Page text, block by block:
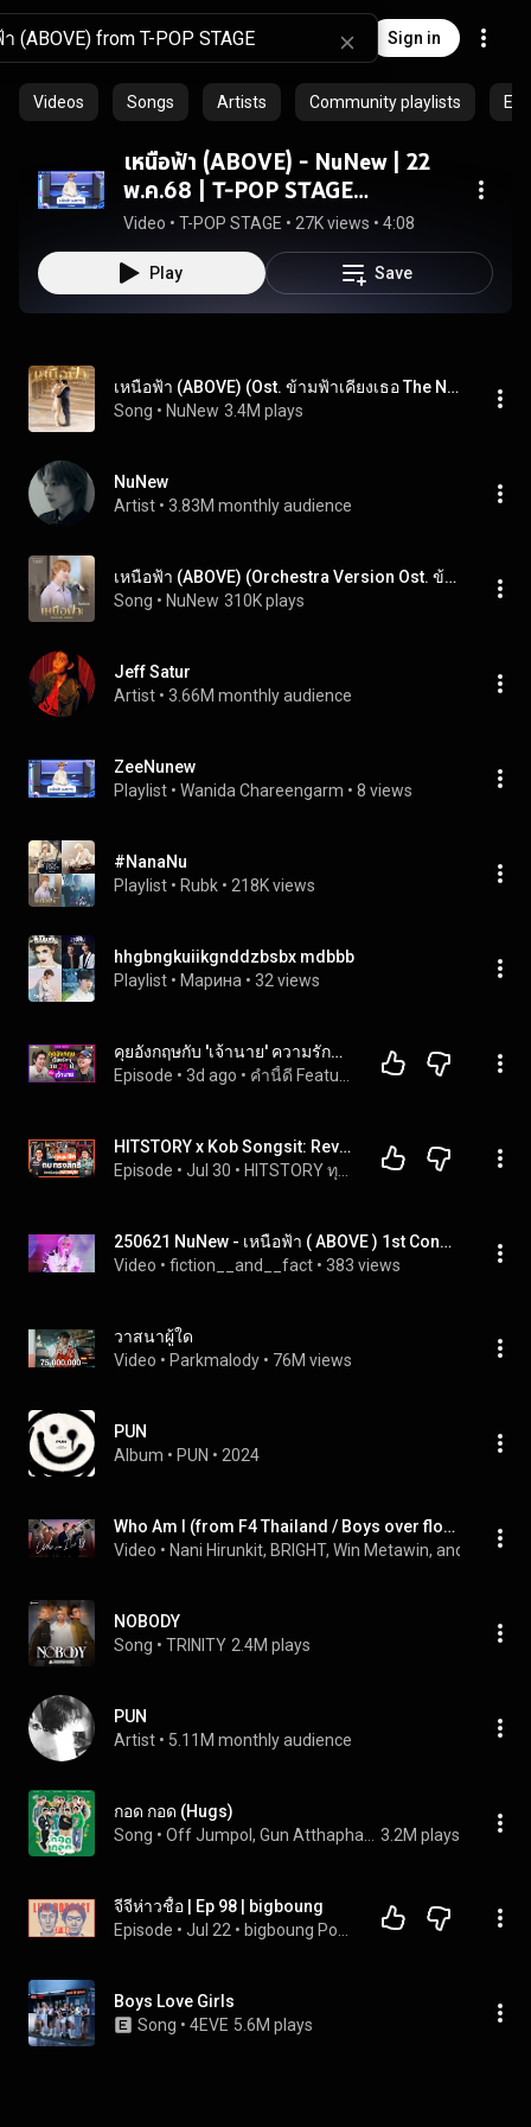
Sign in
Videos Songs Artists Community playlists
เหนือฟ้า (ABOVE) - NuNew | 22
พ.ค.68 | T-POP STAGE
Presented by PEPSI
Video • T-POP STAGE • 27K views • 4:08
Play Save
เหนือฟ้า (ABOVE) (Ost. ข้ามฟ้าเคียงเธอ The Next Prince Series)
Song • NuNew 3.4M plays
NuNew
Artist • 3.83M monthly audience
เหนือฟ้า (ABOVE) (Orchestra Version Ost. ข้ามฟ้าเคียงเธอ The Next Prince Series)
Song • NuNew 310K plays
Jeff Satur
Artist • 3.66M monthly audience
ZeeNunew
Playlist • Wanida Chareengarm • 8 views
#NanaNu
Playlist • Rubk • 218K views
hhgbngkuiikgnddzbsbx mdbbb
Playlist • Марина • 32 views
คุยอังกฤษกับ 'เจ้านาย' ความรักของศิลปินหนุ่ม Gen Z และอัลบั้มแรกในชีวิต | คำนี้ดี Feat. EP.210
Episode • 3d ago •
HITSTORY x Kob Songsit: Revealing Every Hit Aspect of 'Kob Songsit', A Man of Many Sides [FULL EP...
Episode • Jul 30 •
250621 NuNew - เหนือฟ้า ( ABOVE ) 1st Concert "Dream Catcher"  #NuNew1stConInKaohsiung #NuNew
Video • fiction__and__fact • 383 views
วาสนาผู้ใด
Video • Parkmalody • 76M views
PUN
Album • PUN • 2024
Who Am I (from F4 Thailand / Boys over flowers Original Soundtrack)
Video • Nani Hirunkit, BRIGHT, Win Metawin, and Dew
NOBODY
Song • TRINITY 2.4M plays
PUN
Artist • 5.11M monthly audience
กอด กอด (Hugs)
Song • 3.2M plays
จีจีห่าวชื้อ | Ep 98 | bigboung
Episode • Jul 22 •
Boys Love Girls
Song • 4EVE 5.6M plays